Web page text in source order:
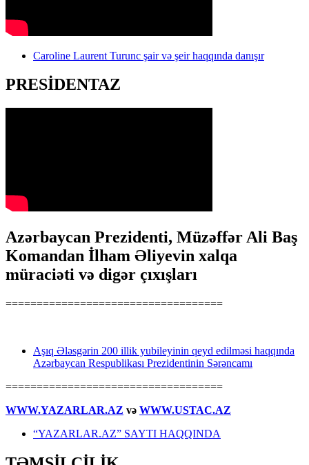
Caroline Laurent Turunc şair və şeir haqqında danışır
PRESİDENTAZ
Azərbaycan Prezidenti, Müzəffər Ali Baş
Komandan İlham Əliyevin xalqa
müraciəti və digər çıxışları
===================================
Aşıq Ələsgərin 200 illik yubileyinin qeyd edilməsi haqqında
Azərbaycan Respublikası Prezidentinin Sərəncamı
===================================
WWW.YAZARLAR.AZ və WWW.USTAC.AZ
“YAZARLAR.AZ” SAYTI HAQQINDA